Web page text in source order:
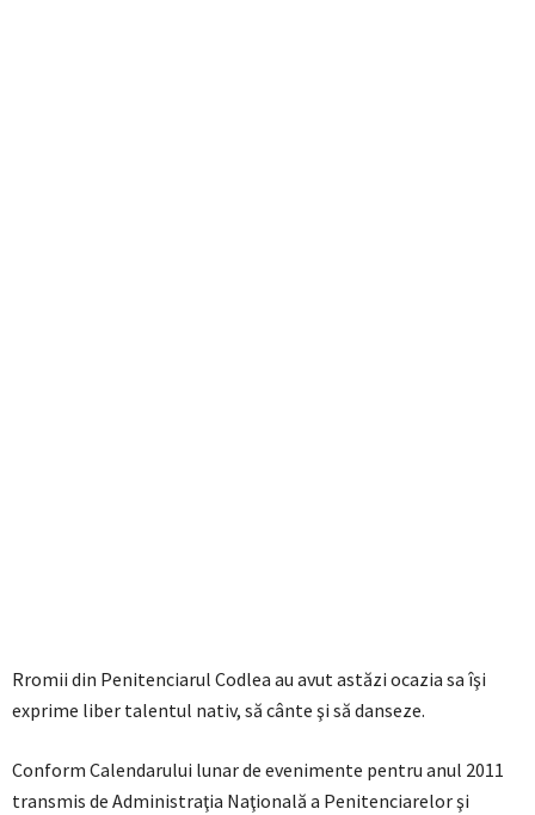
Rromii din Penitenciarul Codlea au avut astăzi ocazia sa îşi
exprime liber talentul nativ, să cânte şi să danseze.
Conform Calendarului lunar de evenimente pentru anul 2011
transmis de Administraţia Naţională a Penitenciarelor şi